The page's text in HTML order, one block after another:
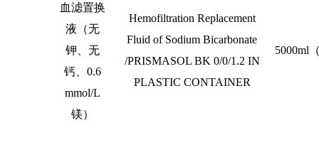
血滤置换
液（无
钾、无
钙、 0.6
mmol/L
镁）
Hemofiltration Replacement
Fluid of Sodium Bicarbonate
/PRISMASOL BK 0/0/1.2 IN
PLASTIC CONTAINER
5000ml